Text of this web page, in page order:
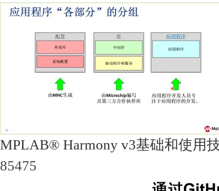
MPLAB® Harmony v3基础和使用
85475